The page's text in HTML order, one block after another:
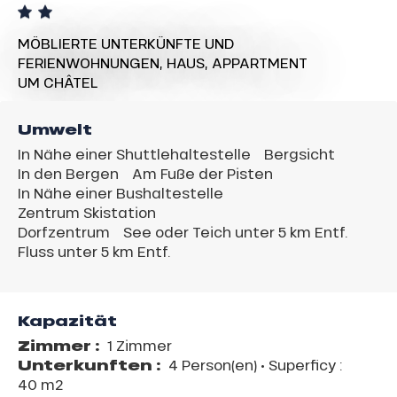
MÖBLIERTE UNTERKÜNFTE UND
FERIENWOHNUNGEN, HAUS, APPARTMENT
UM CHÂTEL
Umwelt
In Nähe einer Shuttlehaltestelle
Bergsicht
In den Bergen
Am Fuße der Pisten
In Nähe einer Bushaltestelle
Zentrum Skistation
Dorfzentrum
See oder Teich unter 5 km Entf.
Fluss unter 5 km Entf.
Kapazität
Zimmer : 1 Zimmer
Unterkunften : 4 Person(en) • Superficy :
40 m2